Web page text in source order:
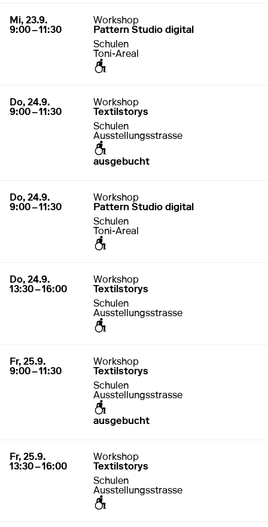
23. September 20269:00 – 11:30
Mi, 23.9.
9:00 – 11:30
Workshop
Pattern Studio digital
Schulen
Toni-Areal
24. September 20269:00 – 11:30
Do, 24.9.
9:00 – 11:30
Workshop
Textilstorys
Schulen
Ausstellungsstrasse
zugänglich für Rollstuhl / Kinderwagen
ausgebucht
24. September 20269:00 – 11:30
Do, 24.9.
9:00 – 11:30
Workshop
Pattern Studio digital
Schulen
Toni-Areal
24. September 202613:30 – 16:00
Do, 24.9.
13:30 – 16:00
Workshop
Textilstorys
Schulen
Ausstellungsstrasse
25. September 20269:00 – 11:30
Fr, 25.9.
9:00 – 11:30
Workshop
Textilstorys
Schulen
Ausstellungsstrasse
zugänglich für Rollstuhl / Kinderwagen
ausgebucht
25. September 202613:30 – 16:00
Fr, 25.9.
13:30 – 16:00
Workshop
Textilstorys
Schulen
Ausstellungsstrasse